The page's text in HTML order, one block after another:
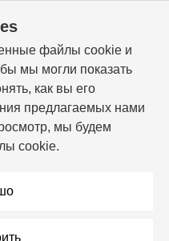
файлы cookie и
мы могли показать
как вы его
предлагаемых нами
мы будем
cookie.
10:00 – 19:00